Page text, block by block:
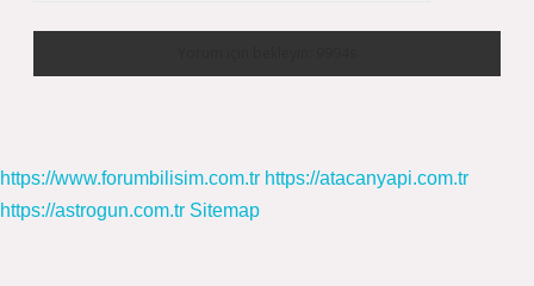
https://www.forumbilisim.com.tr https://atacanyapi.com.tr
https://astrogun.com.tr Sitemap